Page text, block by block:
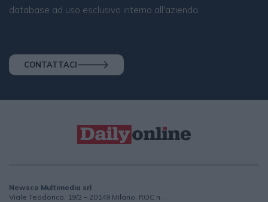
database ad uso esclusivo interno all'azienda.
CONTATTACI
Newsco Multimedia srl
Viale Teodorico, 19/2 – 20149 Milano, ROC n.